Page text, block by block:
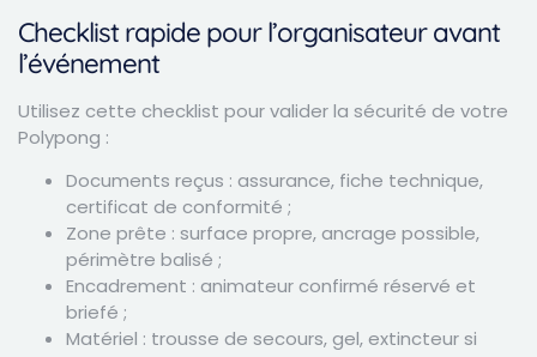
Checklist rapide pour l’organisateur avant
l’événement
Utilisez cette checklist pour valider la sécurité de votre
Polypong :
Documents reçus : assurance, fiche technique,
certificat de conformité ;
Zone prête : surface propre, ancrage possible,
périmètre balisé ;
Encadrement : animateur confirmé réservé et
briefé ;
Matériel : trousse de secours, gel, extincteur si